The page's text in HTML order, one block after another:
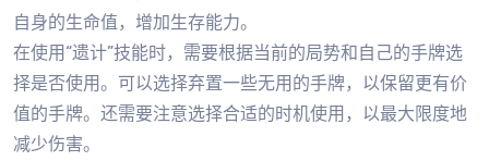
自身的生命值，增加生存能力。
在使用“遗计”技能时，需要根据当前的局势和自己的手牌选
择是否使用。可以选择弃置一些无用的手牌，以保留更有价
值的手牌。还需要注意选择合适的时机使用，以最大限度地
减少伤害。